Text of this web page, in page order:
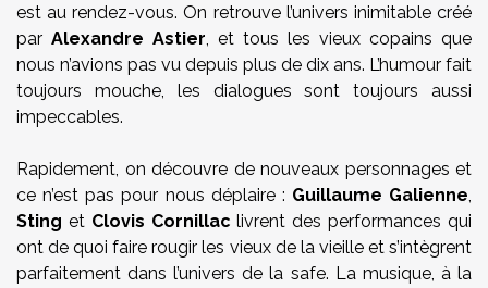
est au rendez-vous. On retrouve l’univers inimitable créé
par Alexandre Astier, et tous les vieux copains que
nous n’avions pas vu depuis plus de dix ans. L’humour fait
toujours mouche, les dialogues sont toujours aussi
impeccables.
Rapidement, on découvre de nouveaux personnages et
ce n’est pas pour nous déplaire : Guillaume Galienne,
Sting et Clovis Cornillac livrent des performances qui
ont de quoi faire rougir les vieux de la vieille et s’intègrent
parfaitement dans l’univers de la safe. La musique, à la